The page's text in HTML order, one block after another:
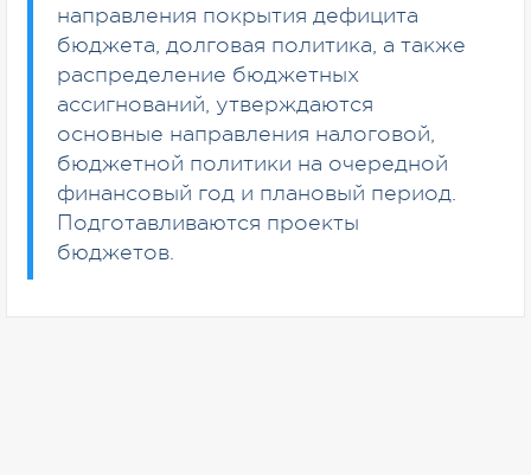
направления покрытия дефицита
бюджета, долговая политика, а также
распределение бюджетных
ассигнований, утверждаются
основные направления налоговой,
бюджетной политики на очередной
финансовый год и плановый период.
Подготавливаются проекты
бюджетов.